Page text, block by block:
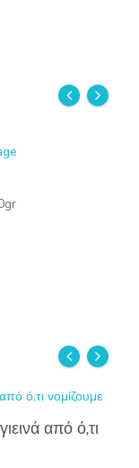
prev next
από ό,τι
prev next